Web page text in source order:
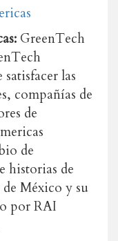
GreenTech
las
compañías de
de
de
historias de
México y su
por RAI